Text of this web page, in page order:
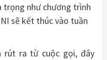
trọng như chương trình
sẽ kết thúc vào tuần
rút ra từ cuộc gọi, đây